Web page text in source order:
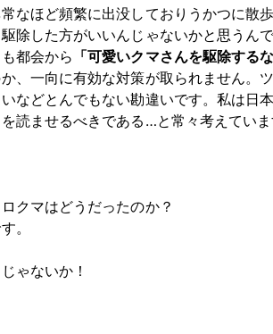
なほど頻繁に出没しておりうかつに散
除した方がいいんじゃないかと思うんで
都会から 「可愛いクマさんを駆除する
、一向に有効な対策が取られません。
などとんでもない勘違いです。私は日
を読ませるべきである…と常々考えていま
クマはどうだったのか？
。
ゃないか！